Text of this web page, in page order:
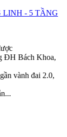
ĐH Bách Khoa,
vành đai 2.0,